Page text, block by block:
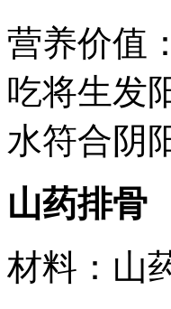
营养价值
吃将生发
水符合阴
山药排骨
材料：山